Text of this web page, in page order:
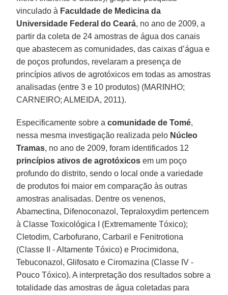
vinculado à Faculdade de Medicina da
Universidade Federal do Ceará, no ano de 2009, a
partir da coleta de 24 amostras de água dos canais
que abastecem as comunidades, das caixas d’água e
de poços profundos, revelaram a presença de
princípios ativos de agrotóxicos em todas as amostras
analisadas (entre 3 e 10 produtos) (MARINHO;
CARNEIRO; ALMEIDA, 2011).
Especificamente sobre acomunidade de Tomé,
nessa mesma investigação realizada pelo Núcleo
Tramas, no ano de 2009, foram identificados 12
princípios ativos de agrotóxicos em um poço
profundo do distrito, sendo o local onde a variedade
de produtos foi maior em comparação às outras
amostras analisadas. Dentre os venenos,
Abamectina, Difenoconazol, Tepraloxydim pertencem
à Classe Toxicológica I (Extremamente Tóxico);
Cletodim, Carbofurano, Carbaril e Fenitrotiona
(Classe II - Altamente Tóxico) e Procimidona,
Tebuconazol, Glifosato e Ciromazina (Classe IV -
Pouco Tóxico). A interpretação dos resultados sobre a
totalidade das amostras de água coletadas para